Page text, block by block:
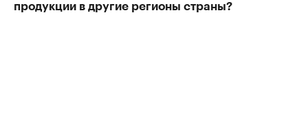
продукции в другие регионы страны?